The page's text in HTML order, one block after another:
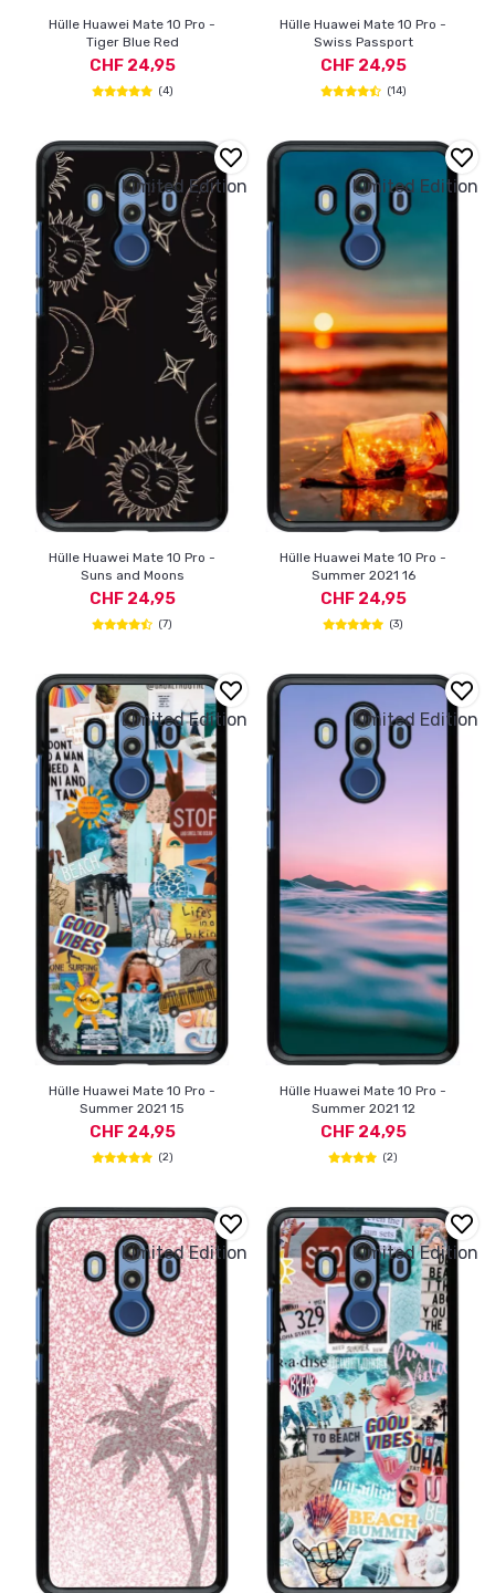
Hülle Huawei Mate 10 Pro -
Tiger Blue Red
CHF 24,95
(4)
Hülle Huawei Mate 10 Pro -
Swiss Passport
CHF 24,95
(14)
Hülle Huawei Mate 10 Pro -
Suns and Moons
CHF 24,95
(7)
Limited Edition
Hülle Huawei Mate 10 Pro -
Summer 2021 16
CHF 24,95
(3)
Limited Edition
Hülle Huawei Mate 10 Pro -
Summer 2021 15
CHF 24,95
(2)
Limited Edition
Hülle Huawei Mate 10 Pro -
Summer 2021 12
CHF 24,95
(2)
Limited Edition
Limited Edition Limited Edition